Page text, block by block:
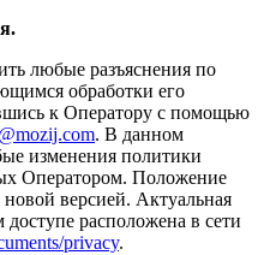
любые разъяснения по
обработки его
к Оператору с помощью
. В данном
изменения политики
Оператором. Положение
версией. Актуальная
расположена в сети
privacy.